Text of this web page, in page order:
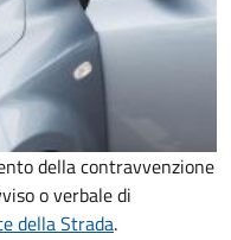
della contravvenzione
o verbale di
della Strada.